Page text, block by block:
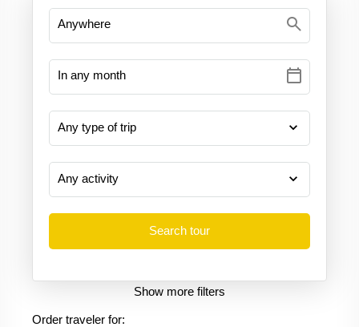
search
calendar_today
Show more filters
Order traveler for: